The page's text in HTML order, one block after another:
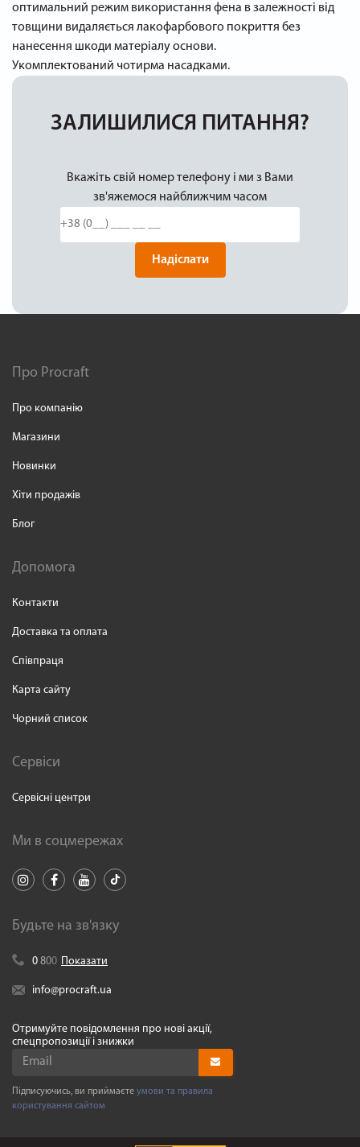
оптимальний режим використання фена в залежності від
товщини видаляється лакофарбового покриття без
нанесення шкоди матеріалу основи.
Укомплектований чотирма насадками.
ЗАЛИШИЛИСЯ ПИТАННЯ?
Вкажіть свій номер телефону і ми з Вами
зв'яжемося найближчим часом
Надіслати
Про Procraft
Про компанію
Магазини
Новинки
Хіти продажів
Блог
Допомога
Контакти
Доставка та оплата
Співпраця
Карта сайту
Чорний список
Сервіси
Сервісні центри
Ми в соцмережах
Будьте на зв'язку
0 800 Показати
info@procraft.ua
Отримуйте повідомлення про нові акції,
спецпропозиції і знижки
Підписуючись, ви приймаєте умови та правила
користування сайтом